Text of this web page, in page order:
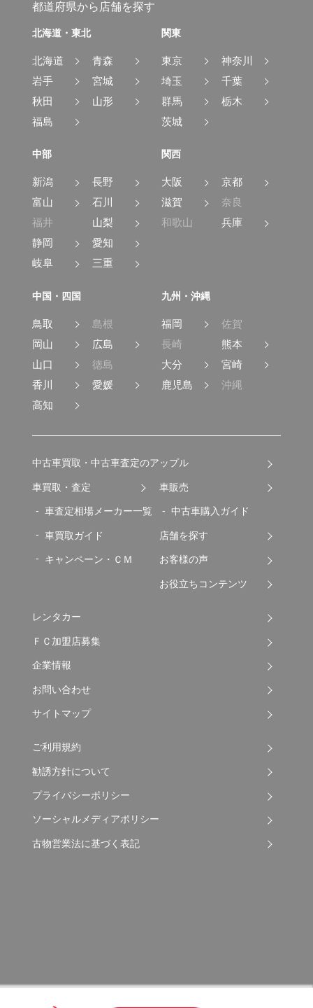
都道府県から店舗を探す
北海道・東北
北海道
青森
岩手
宮城
秋田
山形
福島
関東
東京
神奈川
埼玉
千葉
群馬
栃木
茨城
中部
新潟
長野
富山
石川
福井
山梨
静岡
愛知
岐阜
三重
関西
大阪
京都
滋賀
奈良
和歌山
兵庫
中国・四国
鳥取
島根
岡山
広島
山口
徳島
香川
愛媛
高知
九州・沖縄
福岡
佐賀
長崎
熊本
大分
宮崎
鹿児島
沖縄
中古車買取・中古車査定のアップル
車買取・査定
車査定相場メーカー一覧
車買取ガイド
キャンペーン・ＣＭ
車販売
中古車購入ガイド
店舗を探す
お客様の声
お役立ちコンテンツ
レンタカー
ＦＣ加盟店募集
企業情報
お問い合わせ
サイトマップ
ご利用規約
勧誘方針について
プライバシーポリシー
ソーシャルメディアポリシー
古物営業法に基づく表記